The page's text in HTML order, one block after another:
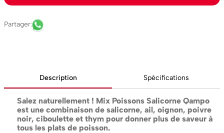
Description Spécifications
Salez naturellement ! Mix Poissons Salicorne Qampo
est une combinaison de salicorne, ail, oignon, poivre
noir, ciboulette et thym pour donner plus de saveur à
tous les plats de poisson.